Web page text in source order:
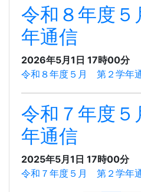
令和８年度
年通信
2026年5月1日 17時00分
令和８年度５月 第２学年
令和７年度
年通信
2025年5月1日 17時00分
令和７年度５月 第２学年